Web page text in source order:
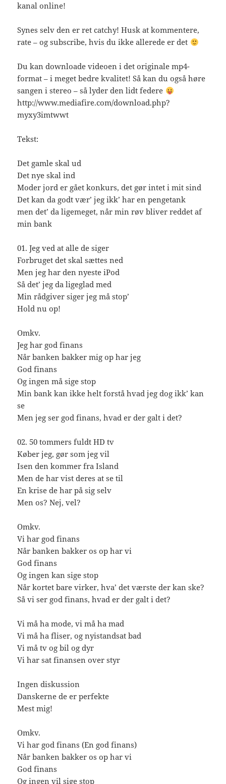
kanal online!
Synes selv den er ret catchy! Husk at kommentere,
rate – og subscribe, hvis du ikke allerede er det
Du kan downloade videoen i det originale mp4-
format – i meget bedre kvalitet! Så kan du også høre
sangen i stereo – så lyder den lidt federe
http://www.mediafire.com/download.php?
myxy3imtwwt
Tekst:
Det gamle skal ud
Det nye skal ind
Moder jord er gået konkurs, det gør intet i mit sind
Det kan da godt vær’ jeg ikk’ har en pengetank
men det’ da ligemeget, når min røv bliver reddet af
min bank
01. Jeg ved at alle de siger
Forbruget det skal sættes ned
Men jeg har den nyeste iPod
Så det’ jeg da ligeglad med
Min rådgiver siger jeg må stop’
Hold nu op!
Omkv.
Jeg har god finans
Når banken bakker mig op har jeg
God finans
Og ingen må sige stop
Min bank kan ikke helt forstå hvad jeg dog ikk’ kan
se
Men jeg ser god finans, hvad er der galt i det?
02. 50 tommers fuldt HD tv
Køber jeg, gør som jeg vil
Isen den kommer fra Island
Men de har vist deres at se til
En krise de har på sig selv
Men os? Nej, vel?
Omkv.
Vi har god finans
Når banken bakker os op har vi
God finans
Og ingen kan sige stop
Når kortet bare virker, hva’ det værste der kan ske?
Så vi ser god finans, hvad er der galt i det?
Vi må ha mode, vi må ha mad
Vi må ha fliser, og nyistandsat bad
Vi må tv og bil og dyr
Vi har sat finansen over styr
Ingen diskussion
Danskerne de er perfekte
Mest mig!
Omkv.
Vi har god finans (En god finans)
Når banken bakker os op har vi
God finans
Og ingen vil sige stop